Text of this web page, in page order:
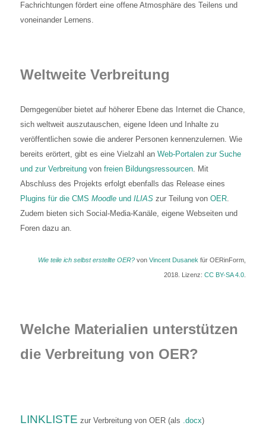
Fachrichtungen fördert eine offene Atmosphäre des Teilens und
voneinander Lernens.
Weltweite Verbreitung
Demgegenüber bietet auf höherer Ebene das Internet die Chance,
sich weltweit auszutauschen, eigene Ideen und Inhalte zu
veröffentlichen sowie die anderer Personen kennenzulernen. Wie
bereits erörtert, gibt es eine Vielzahl anWeb-Portalen zur Suche
und zur Verbreitung vonfreien Bildungsressourcen. Mit
Abschluss des Projekts erfolgt ebenfalls das Release eines
Plugins für die CMSMoodle undILIAS zur Teilung vonOER.
Zudem bieten sich Social-Media-Kanäle, eigene Webseiten und
Foren dazu an.
Wie teile ich selbst erstellte OER? von Vincent Dusanek für OERinForm,
2018. Lizenz: CC BY-SA 4.0.
Welche Materialien unterstützen
die Verbreitung von OER?
LINKLISTE zur Verbreitung von OER (als .docx)